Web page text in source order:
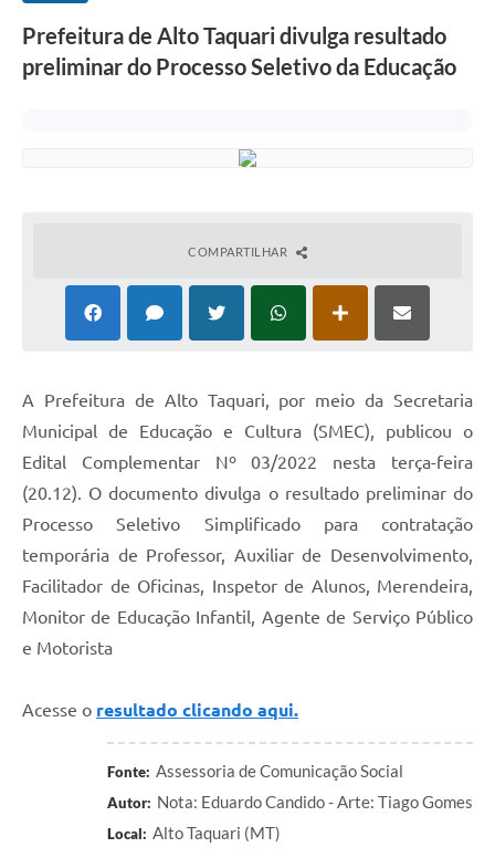
Prefeitura de Alto Taquari divulga resultado
preliminar do Processo Seletivo da Educação
COMPARTILHAR
A Prefeitura de Alto Taquari, por meio da Secretaria
Municipal de Educação e Cultura (SMEC), publicou o
Edital Complementar Nº 03/2022 nesta terça-feira
(20.12). O documento divulga o resultado preliminar do
Processo Seletivo Simplificado para contratação
temporária de Professor, Auxiliar de Desenvolvimento,
Facilitador de Oficinas, Inspetor de Alunos, Merendeira,
Monitor de Educação Infantil, Agente de Serviço Público
e Motorista
Acesse o resultado clicando aqui.
Fonte: Assessoria de Comunicação Social
Autor: Nota: Eduardo Candido - Arte: Tiago Gomes
Local: Alto Taquari (MT)